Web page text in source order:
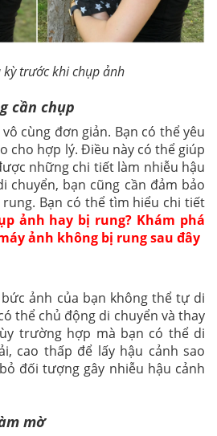
kỳ trước khi chụp ảnh
cần chụp
cùng đơn giản. Bạn có thể yêu
cho hợp lý. Điều này có thể giúp
những chi tiết làm nhiễu hậu
chuyển, bạn cũng cần đảm bảo
Bạn có thể tìm hiểu chi tiết
ảnh hay bị rung? Khám phá
ảnh không bị rung sau đây
ảnh của bạn không thể tự di
thể chủ động di chuyển và thay
trường hợp mà bạn có thể di
cao thấp để lấy hậu cảnh sao
đối tượng gây nhiễu hậu cảnh
mờ